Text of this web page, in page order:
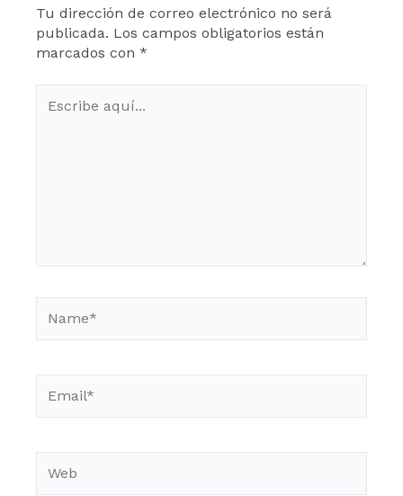
Tu dirección de correo electrónico no será
publicada. Los campos obligatorios están
marcados con *
aquí...